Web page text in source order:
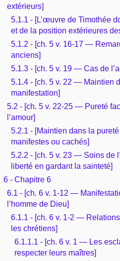
extérieurs]
5.1.1 - [L’œuvre de Timothée
et de la position extérieures
5.1.2 - [ch. 5 v. 16-17 —
anciens]
5.1.3 - [ch. 5 v. 19 — Cas de
5.1.4 - [ch. 5 v. 22 — Maintien
manifestation]
5.2 - [ch. 5 v. 22-25 — Pureté
l’amour]
5.2.1 - [Maintien dans la
manifestes ou cachés]
5.2.2 - [ch. 5 v. 23 — Soins de
liberté en gardant la sainteté]
6 - Chapitre 6
6.1 - [ch. 6 v. 1-12 —
l’homme de Dieu]
6.1.1 - [ch. 6 v. 1-2 —
les chrétiens]
6.1.1.1 - [ch. 6 v. 1 — Les
respecter leurs maîtres]